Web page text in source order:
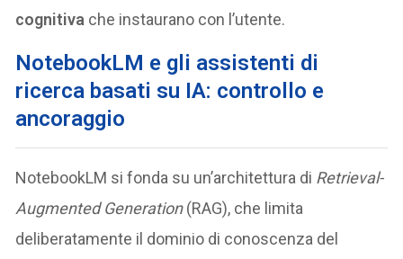
cognitiva che instaurano con l’utente.
NotebookLM e gli assistenti di
ricerca basati su IA: controllo e
ancoraggio
NotebookLM si fonda su un’architettura di Retrieval-
Augmented Generation(RAG), che limita
deliberatamente il dominio di conoscenza del